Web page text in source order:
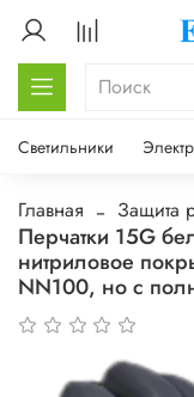
Светильники
Главная Защита
Перчатки 15G
нитриловое
NN100, но с